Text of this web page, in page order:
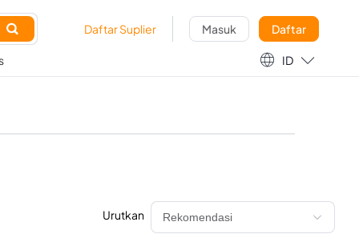
 Daftar Suplier Masuk Daftar
ID 
Urutkan